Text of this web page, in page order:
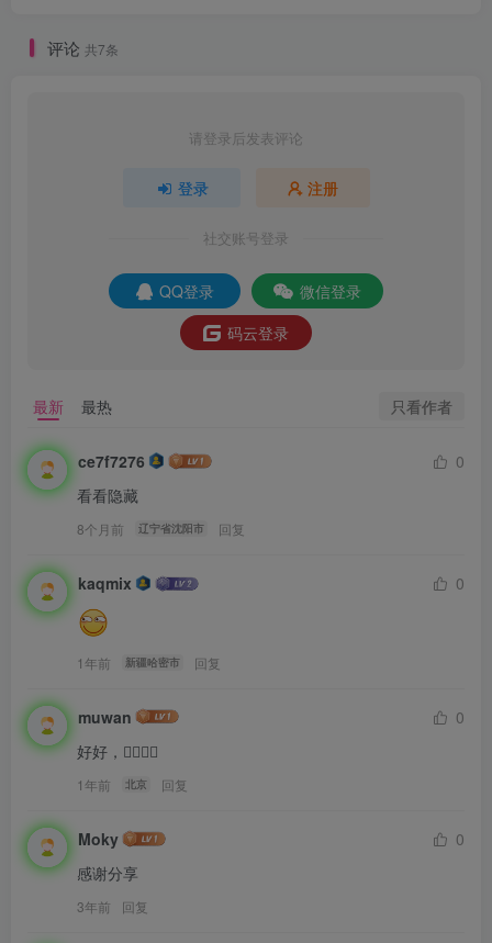
评论 共7条
请登录后发表评论
登录 注册
社交账号登录
QQ登录
微信登录
码云登录
最新 最热 只看作者
ce7f7276
0
看看隐藏
8个月前 辽宁省沈阳市 回复
kaqmix 0
1年前 新疆哈密市 回复
muwan
0
好好，👍🏻👍🏻
1年前 北京 回复
Moky
0
感谢分享
3年前 回复